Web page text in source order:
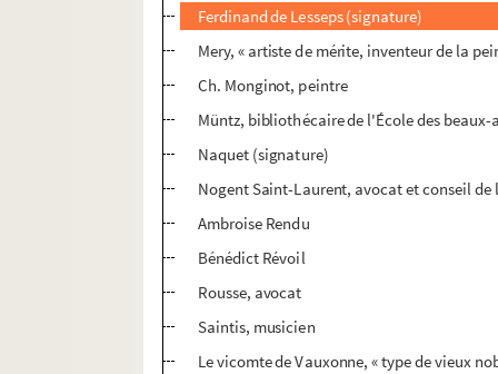
Ferdinand de Lesseps (signature)
Mery, « artiste de mérite, inventeur de la
Ch. Monginot, peintre
Müntz, bibliothécaire de l'École des beaux-
Naquet (signature)
Nogent Saint-Laurent, avocat et conseil
Ambroise Rendu
Bénédict Révoil
Rousse, avocat
Saintis, musicien
Le vicomte de Vauxonne, « type de vieux